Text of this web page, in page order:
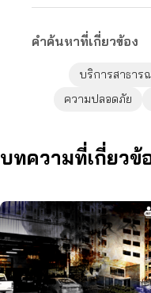
คำค้นหาที่เกี่ยวข้อง
บริการสาธาร
ความปลอดภัย
บทความที่เกี่ยวข้